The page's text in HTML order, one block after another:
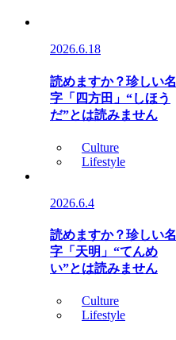
2026.6.18
読めますか？珍しい名
字「四方田」“しほう
だ”とは読みません
Culture
Lifestyle
2026.6.4
読めますか？珍しい名
字「天明」“てんめ
い”とは読みません
Culture
Lifestyle